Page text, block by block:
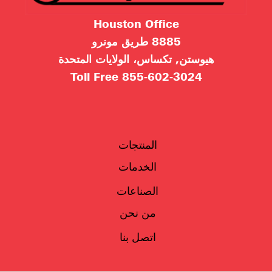
Houston Office
8885 طريق مونرو
هيوستن, تكساس، الولايات المتحدة
855-602-3024
Toll Free
المنتجات
الخدمات
الصناعات
من نحن
اتصل بنا